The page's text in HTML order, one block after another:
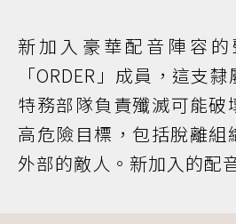
新加入豪華配音陣容
「ORDER」成員，這支
特務部隊負責殲滅可能破
高危險目標，包括脫離組
外部的敵人。新加入的配